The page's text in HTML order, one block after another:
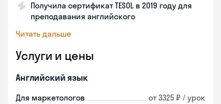
Получила сертификат TESOL в 2019 году для
преподавания английского
Читать дальше
Услуги и цены
Английский язык
Для маркетологов от 3325 ₽ / урок